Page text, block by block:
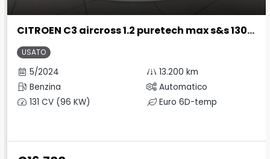
CITROEN C3 aircross 1.2 puretech max s&s 130cv eat6
USATO
5/2024
13.200 km
Benzina
Automatico
131 CV (96 KW)
Euro 6D-temp